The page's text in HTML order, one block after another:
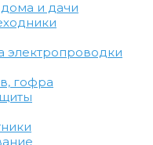
и дачи
электропроводки
гофра